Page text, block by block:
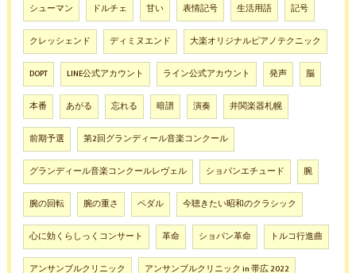
シューマン ドルチェ 甘い 表情記号 生活用語 記号
クレッシェンド ディミヌエンド 大楽オリジナルピアノテクニック
DOPT LINE公式アカウント ライン公式アカウント 発声 脳
本番 あがる 忘れる 暗譜 演奏 井関楽器札幌
前期予選 第2回グランディール音楽コンクール
グランディール音楽コンクールレヴェル ショパンエチュード 腕
腕の回転 腕の重さ ペダル 今聴きたい昭和のクラシック
心に効くらしっくコンサート 革命 ショパン革命 トルコ行進曲
アンサンブルクリニック アンサンブルクリニック in 帯広 2022